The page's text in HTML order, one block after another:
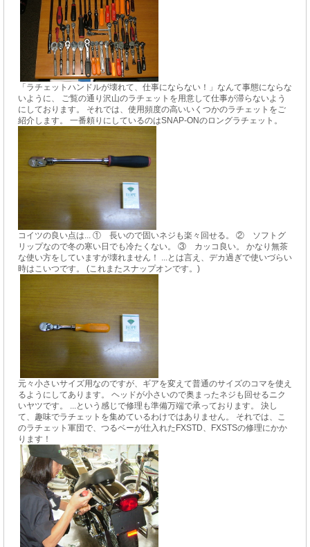
「ラチェットハンドルが壊れて、仕事にならない！」なんて事態にならな
いように、 ご覧の通り沢山のラチェットを用意して仕事が滞らないよう
にしております。 それでは、使用頻度の高いいくつかのラチェットをご
紹介します。 一番頼りにしているのはSNAP-ONのロングラチェット。
コイツの良い点は... ① 長いので固いネジも楽々回せる。 ② ソフトグ
リップなので冬の寒い日でも冷たくない。 ③ カッコ良い。 かなり無茶
な使い方をしていますが壊れません！ ...とは言え、デカ過ぎで使いづらい
時はこいつです。 (これまたスナップオンです。)
元々小さいサイズ用なのですが、ギアを変えて普通のサイズのコマを使え
るようにしてあります。 ヘッドが小さいので奥まったネジも回せるニク
いヤツです。 ...という感じで修理も準備万端で承っております。 決し
て、趣味でラチェットを集めているわけではありません。 それでは、こ
のラチェット軍団で、つるベーが仕入れたFXSTD、FXSTSの修理にかか
ります！